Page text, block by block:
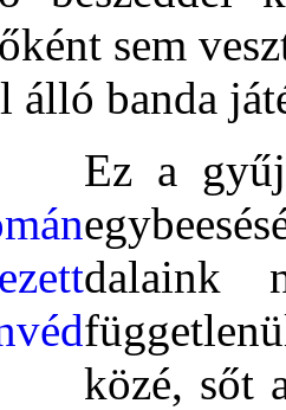
sem
álló banda
Ez a
dalaink
közé, sőt